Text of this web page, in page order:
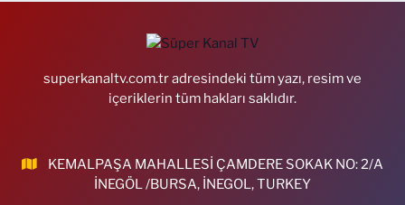
superkanaltv.com.tr adresindeki tüm yazı, resim ve
içeriklerin tüm hakları saklıdır.
KEMALPAŞA MAHALLESİ ÇAMDERE SOKAK NO: 2/A
İNEGÖL /BURSA, İNEGOL, TURKEY